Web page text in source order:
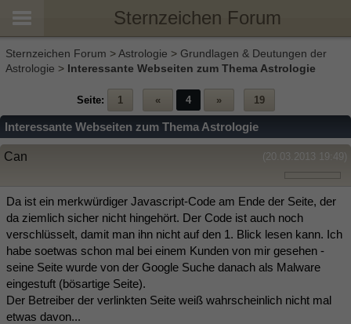
Sternzeichen Forum
Sternzeichen Forum >Astrologie > Grundlagen & Deutungen der
Astrologie > Interessante Webseiten zum Thema Astrologie
Seite: 1 « 4 » 19
Interessante Webseiten zum Thema Astrologie
(20.03.2013 19:49)
Can
Da ist ein merkwürdiger Javascript-Code am Ende der Seite, der
da ziemlich sicher nicht hingehört. Der Code ist auch noch
verschlüsselt, damit man ihn nicht auf den 1. Blick lesen kann. Ich
habe soetwas schon mal bei einem Kunden von mir gesehen -
seine Seite wurde von der Google Suche danach als Malware
eingestuft (bösartige Seite).
Der Betreiber der verlinkten Seite weiß wahrscheinlich nicht mal
etwas davon...